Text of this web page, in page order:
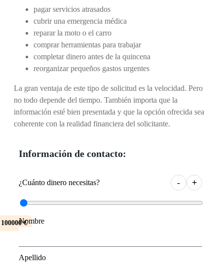
pagar servicios atrasados
cubrir una emergencia médica
reparar la moto o el carro
comprar herramientas para trabajar
completar dinero antes de la quincena
reorganizar pequeños gastos urgentes
La gran ventaja de este tipo de solicitud es la velocidad. Pero
no todo depende del tiempo. También importa que la
información esté bien presentada y que la opción ofrecida sea
coherente con la realidad financiera del solicitante.
Información de contacto:
¿Cuánto dinero necesitas? - +
100000 €Nombre
Apellido